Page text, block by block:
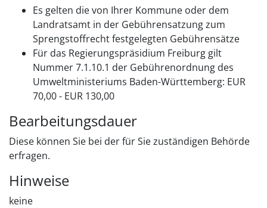
Es gelten die von Ihrer Kommune oder dem
Landratsamt in der Gebührensatzung zum
Sprengstoffrecht festgelegten Gebührensätze
Für das Regierungspräsidium Freiburg gilt
Nummer 7.1.10.1 der Gebührenordnung des
Umweltministeriums Baden-Württemberg: EUR
70,00 - EUR 130,00
Bearbeitungsdauer
Diese können Sie bei der für Sie zuständigen Behörde
erfragen.
Hinweise
keine